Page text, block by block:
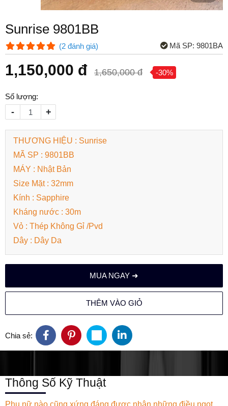
Sunrise 9801BB
(2 đánh giá) Mã SP: 9801BA
1,150,000 đ 1,650,000 đ -30%
Số lượng:
- +
THƯƠNG HIỆU : Sunrise
MÃ SP : 9801BB
MÁY : Nhật Bản
Size Mặt : 32mm
Kính : Sapphire
Kháng nước : 30m
Vỏ : Thép Không Gỉ /Pvd
Dây : Dây Da
MUA NGAY ➜
THÊM VÀO GIỎ
Chia sẻ:
Thông Số Kỹ Thuật
Phụ nữ nào cũng xứng đáng được nhận những điều ngọt